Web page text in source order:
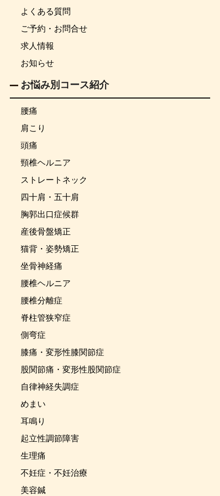
よくある質問
ご予約・お問合せ
求人情報
お知らせ
お悩み別コース紹介
腰痛
肩こり
頭痛
頸椎ヘルニア
ストレートネック
四十肩・五十肩
胸郭出口症候群
産後骨盤矯正
猫背・姿勢矯正
坐骨神経痛
腰椎ヘルニア
腰椎分離症
脊柱管狭窄症
側弯症
膝痛・変形性膝関節症
股関節痛・変形性股関節症
自律神経失調症
めまい
耳鳴り
起立性調節障害
生理痛
不妊症・不妊治療
美容鍼